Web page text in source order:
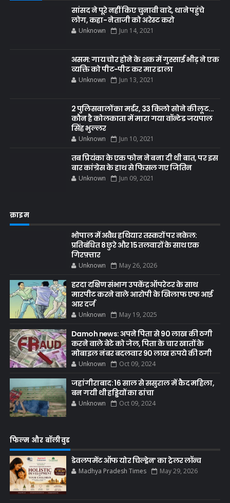
सांसद ने पूरे नहीं किए चुनावी वादे, थाने पहुंचे
लोग, कहा- नेताजी को अरेस्ट करो
Unknown Jun 14, 2021
असम: गाय चोर होने के शक में गुस्साई भीड़ ने एक
व्यक्ति को पीट-पीट कर मार डाला
Unknown Jun 13, 2021
2 पुलिसवालों का मर्डर, 33 किलो सोने की लूट...
कौन है कोलकाता में मारा गया वॉन्टेड जयपाल
सिंह भुल्लर
Unknown Jun 10, 2021
तब प्रियंका के एक फोन ने बना दी थी बात, पर इस
बार कांग्रेस के हाथ से फिसल गए जितिन
Unknown Jun 09, 2021
क्राइम
भोपाल में अवैध हथियार तस्करों पर नकेल:
प्रतिबंधित 8 छुरे और 15 तलवारों के साथ एक
गिरफ़्तार
Unknown May 26, 2026
हरदा दक्षिण संभाग उपकेंद्र ऑपरेटर के साथ
मारपीट करने वाले आरोपी के खिलाफ एफ आई
आर दर्ज
Unknown May 19, 2025
Damoh news: अपने पिता से 90 लाख की ठगी
करने वाले बेटे को जेल, पिता के चार खातों के
मोबाइल नंबर बदलवार 90 लाख रुपये की ठगी
Unknown Oct 09, 2024
जहांगीराबाद: 16 साल से ससुराल में कैद महिला,
बन गयी थी हड्डियों का ढांचा
Unknown Oct 09, 2024
फिल्म और बॉलीवुड
डेवलपमेंट ऑफ योर चिल्ड्रेन’ का ट्रेलर लॉन्च
Madhya Pradesh Times May 29, 2026